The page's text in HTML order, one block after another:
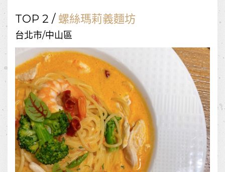
TOP 2 / 螺絲瑪莉義麵坊
台北市/中山區